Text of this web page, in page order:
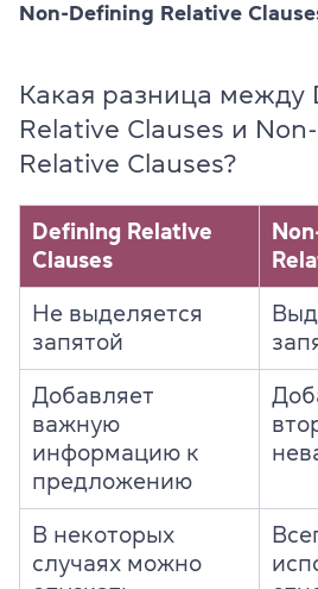
Non-Defining Relative
Какая разница между
Relative Clauses и
Relative Clauses?
Defining Relative
Clauses
Не выделяется
запятой
Добавляет
важную
информацию к
предложению
В некоторых
случаях можно